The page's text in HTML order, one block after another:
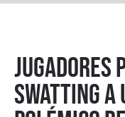
Jugadores
swatting a